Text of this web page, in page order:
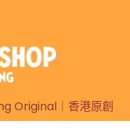
Original｜香港原創